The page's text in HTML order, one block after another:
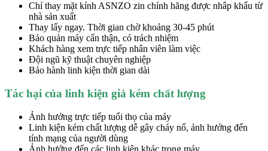
Chỉ thay mặt kính ASNZO zin chính hãng được nhâp khẩu từ
nhà sản xuất
Thay lấy ngay. Thời gian chờ khoảng 30-45 phút
Bảo quản máy cẩn thận, có trách nhiệm
Khách hàng xem trực tiếp nhân viên làm việc
Đội ngũ kỹ thuật chuyên nghiệp
Bảo hành linh kiện thời gian dài
Tác hại của linh kiện giả kém chất lượng
Ảnh hưởng trực tiếp tuổi thọ của máy
Linh kiện kém chất lượng dễ gây cháy nổ, ảnh hưởng đến
tính mạng của người dùng
Ảnh hưởng đến các linh kiện khác trong máy